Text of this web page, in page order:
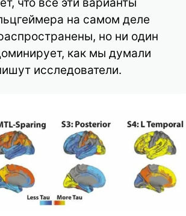
на самом деле
но ни один
как мы думали
исследователи.